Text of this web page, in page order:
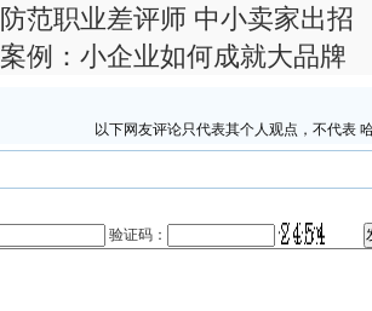
防范职业差评师 中小卖家出招
案例：小企业如何成就大品牌
以下网友评论只代表其个人观点，不代表
验证码：